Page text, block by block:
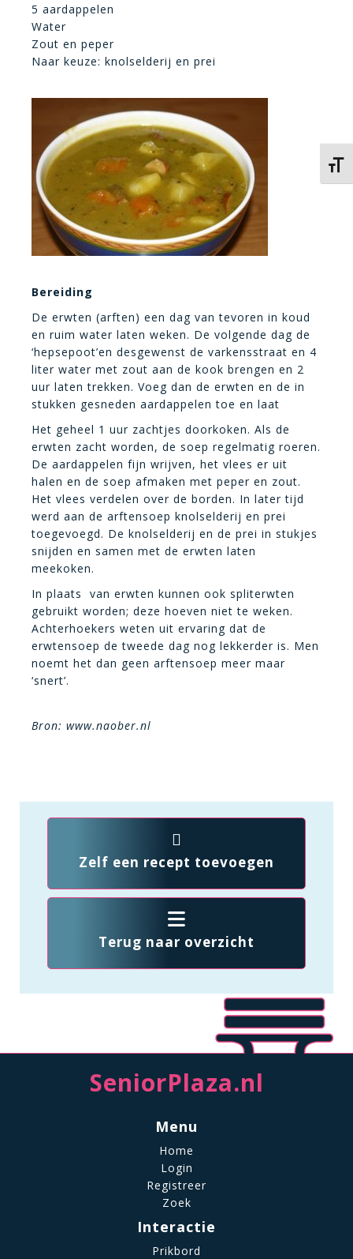
5 aardappelen
Water
Zout en peper
Naar keuze: knolselderij en prei
Bereiding
De erwten (arften) een dag van tevoren in koud
en ruim water laten weken. De volgende dag de
‘hepsepoot’en desgewenst de varkensstraat en 4
liter water met zout aan de kook brengen en 2
uur laten trekken. Voeg dan de erwten en de in
stukken gesneden aardappelen toe en laat
Het geheel 1 uur zachtjes doorkoken. Als de
erwten zacht worden, de soep regelmatig roeren.
De aardappelen fijn wrijven, het vlees er uit
halen en de soep afmaken met peper en zout.
Het vlees verdelen over de borden. In later tijd
werd aan de arftensoep knolselderij en prei
toegevoegd. De knolselderij en de prei in stukjes
snijden en samen met de erwten laten
meekoken.
In plaats van erwten kunnen ook spliterwten
gebruikt worden; deze hoeven niet te weken.
Achterhoekers weten uit ervaring dat de
erwtensoep de tweede dag nog lekkerder is. Men
noemt het dan geen arftensoep meer maar
‘snert’.
Bron: www.naober.nl
Zelf een recept toevoegen
Terug naar overzicht
SeniorPlaza.nl
Menu
Home
Login
Registreer
Zoek
Interactie
Prikbord